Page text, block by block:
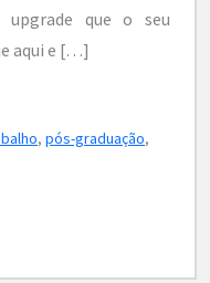
upgrade que o seu
aqui e […]
, pós-graduação,